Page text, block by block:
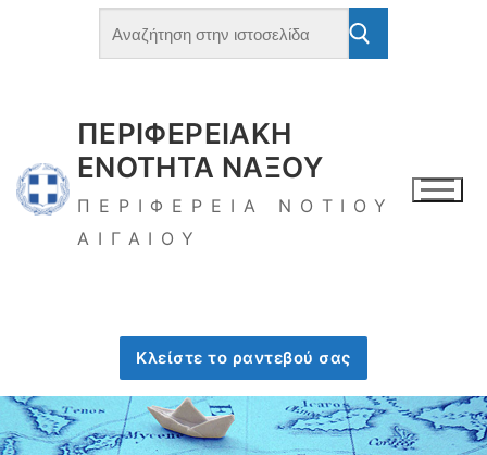
Αναζήτηση
για:
ΠΕΡΙΦΕΡΕΙΑΚΗ
ΕΝΟΤΗΤΑ ΝΑΞΟΥ
ΠΕΡΙΦΕΡΕΙΑ ΝΟΤΙΟΥ
ΑΙΓΑΙΟΥ
Κλείστε το ραντεβού σας